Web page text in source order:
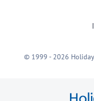
© 1999 - 2026